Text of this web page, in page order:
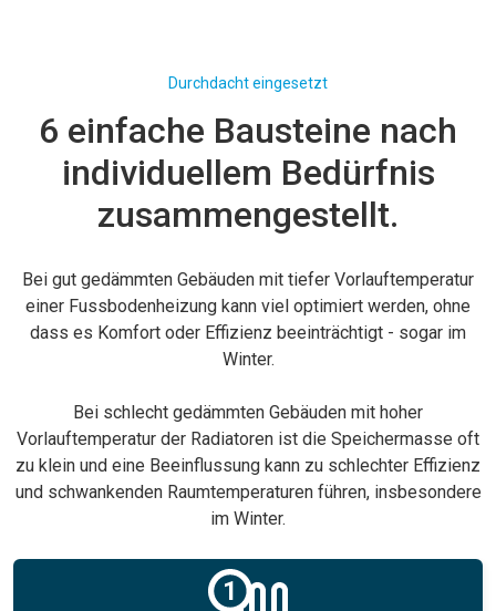
Durchdacht eingesetzt
6 einfache Bausteine nach
individuellem Bedürfnis
zusammengestellt.
Bei gut gedämmten Gebäuden mit tiefer Vorlauftemperatur
einer Fussbodenheizung kann viel optimiert werden, ohne
dass es Komfort oder Effizienz beeinträchtigt - sogar im
Winter.
Bei schlecht gedämmten Gebäuden mit hoher
Vorlauftemperatur der Radiatoren ist die Speichermasse oft
zu klein und eine Beeinflussung kann zu schlechter Effizienz
und schwankenden Raumtemperaturen führen, insbesondere
im Winter.